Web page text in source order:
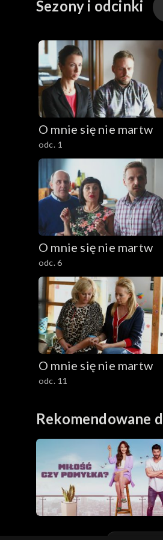
tajemnicy Sylwii, którą ta
Sezony i odcinki
O mnie się nie martw
odc. 1
O mnie się nie martw
odc. 6
O mnie się nie martw
odc. 11
Rekomendowane